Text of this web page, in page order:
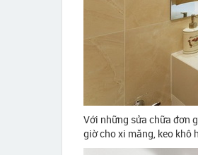
Với những sửa chữa đơn
giờ cho xi măng, keo khô